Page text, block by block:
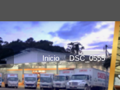
Estás aquí:Inicio DSC_0555